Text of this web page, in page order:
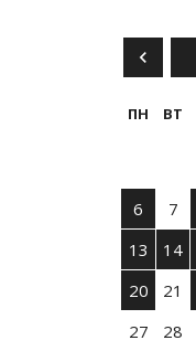
ПН ВТ
6
7
13
14
20
21
27
28